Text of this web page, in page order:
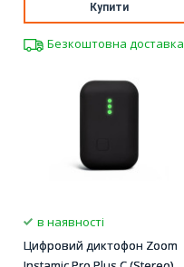
Купити
Безкоштовна доставка
в наявності
Цифровий диктофон Zoom